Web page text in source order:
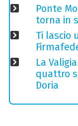
Ponte
torna in
Ti lascio
La
quattro
Doria